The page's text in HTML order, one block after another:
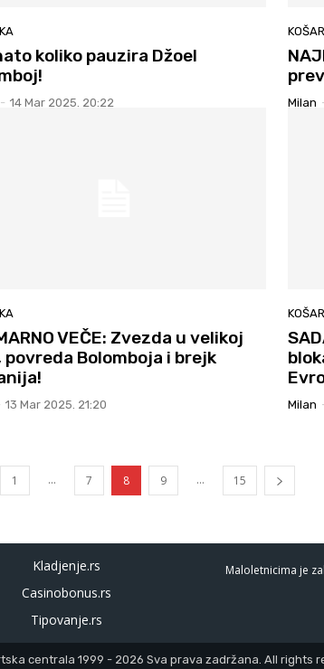
koliko pauzira Džoel
- 14 Mar 2025. 20:22 Milan
VEČE: Zvezda u velikoj
povreda Bolomboja i brejk
13 Mar 2025. 21:20 Milan
1 ... 7 8 9 ... 15
Kladjenje.rs
Casinobonus.rs
Tipovanje.rs
Maloletnicima je
centrala 1999 - 2026 Sva prava zadržana. All rights